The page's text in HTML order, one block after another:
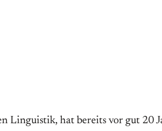
Linguistik, hat bereits vor gut 20